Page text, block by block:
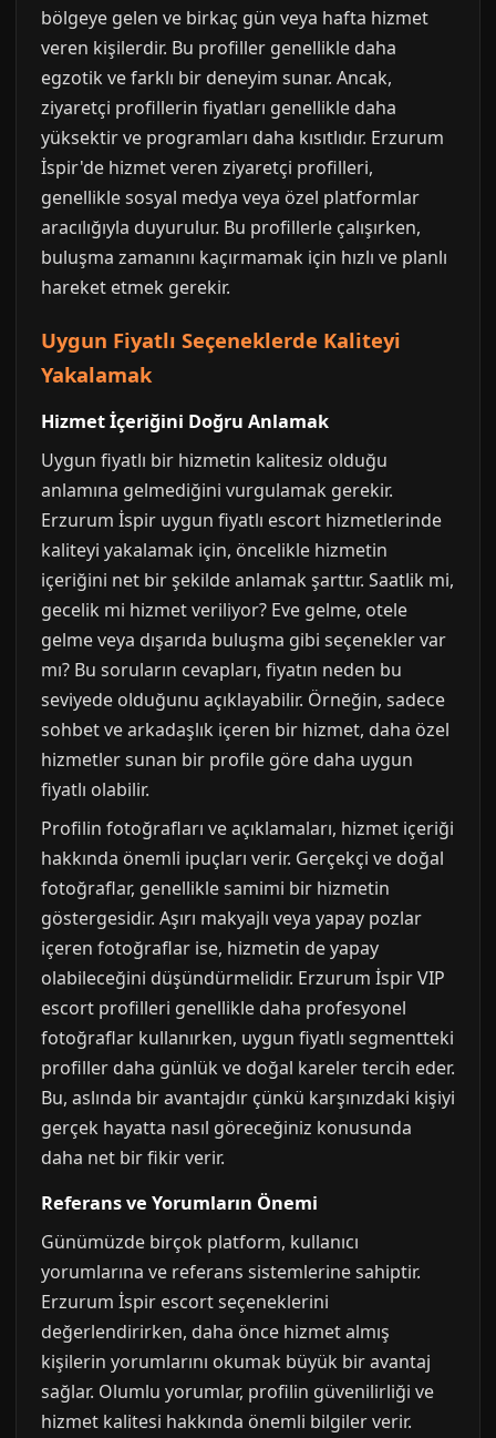
bölgeye gelen ve birkaç gün veya hafta hizmet
veren kişilerdir. Bu profiller genellikle daha
egzotik ve farklı bir deneyim sunar. Ancak,
ziyaretçi profillerin fiyatları genellikle daha
yüksektir ve programları daha kısıtlıdır. Erzurum
İspir'de hizmet veren ziyaretçi profilleri,
genellikle sosyal medya veya özel platformlar
aracılığıyla duyurulur. Bu profillerle çalışırken,
buluşma zamanını kaçırmamak için hızlı ve planlı
hareket etmek gerekir.
Uygun Fiyatlı Seçeneklerde Kaliteyi
Yakalamak
Hizmet İçeriğini Doğru Anlamak
Uygun fiyatlı bir hizmetin kalitesiz olduğu
anlamına gelmediğini vurgulamak gerekir.
Erzurum İspir uygun fiyatlı escort hizmetlerinde
kaliteyi yakalamak için, öncelikle hizmetin
içeriğini net bir şekilde anlamak şarttır. Saatlik mi,
gecelik mi hizmet veriliyor? Eve gelme, otele
gelme veya dışarıda buluşma gibi seçenekler var
mı? Bu soruların cevapları, fiyatın neden bu
seviyede olduğunu açıklayabilir. Örneğin, sadece
sohbet ve arkadaşlık içeren bir hizmet, daha özel
hizmetler sunan bir profile göre daha uygun
fiyatlı olabilir.
Profilin fotoğrafları ve açıklamaları, hizmet içeriği
hakkında önemli ipuçları verir. Gerçekçi ve doğal
fotoğraflar, genellikle samimi bir hizmetin
göstergesidir. Aşırı makyajlı veya yapay pozlar
içeren fotoğraflar ise, hizmetin de yapay
olabileceğini düşündürmelidir. Erzurum İspir VIP
escort profilleri genellikle daha profesyonel
fotoğraflar kullanırken, uygun fiyatlı segmentteki
profiller daha günlük ve doğal kareler tercih eder.
Bu, aslında bir avantajdır çünkü karşınızdaki kişiyi
gerçek hayatta nasıl göreceğiniz konusunda
daha net bir fikir verir.
Referans ve Yorumların Önemi
Günümüzde birçok platform, kullanıcı
yorumlarına ve referans sistemlerine sahiptir.
Erzurum İspir escort seçeneklerini
değerlendirirken, daha önce hizmet almış
kişilerin yorumlarını okumak büyük bir avantaj
sağlar. Olumlu yorumlar, profilin güvenilirliği ve
hizmet kalitesi hakkında önemli bilgiler verir.